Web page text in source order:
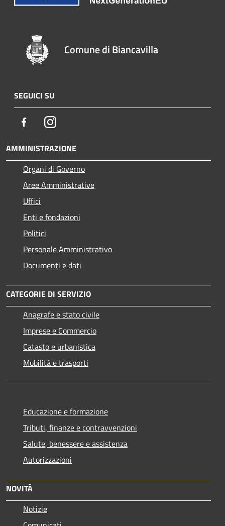
Comune di Biancavilla
SEGUICI SU
FacebookInstagram
AMMINISTRAZIONE
Organi di Governo
Aree Amministrative
Uffici
Enti e fondazioni
Politici
Personale Amministrativo
Documenti e dati
CATEGORIE DI SERVIZIO
Anagrafe e stato civile
Imprese e Commercio
Catasto e urbanistica
Mobilità e trasporti
Educazione e formazione
Tributi, finanze e contravvenzioni
Salute, benessere e assistenza
Autorizzazioni
NOVITÀ
Notizie